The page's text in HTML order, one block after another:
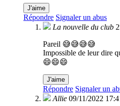
J'aime
Répondre Signaler un abus
La nouvelle du club
Pareil 😅😅😅😅
Impossible de leur dire
😄😄😄
J'aime
Répondre Signaler un
Allie 09/11/2022